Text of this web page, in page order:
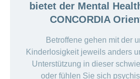
bietet der Mental
CONCORDIA
Betroffene gehen mit der
Kinderlosigkeit jeweils anders
Unterstützung in dieser
oder fühlen Sie sich